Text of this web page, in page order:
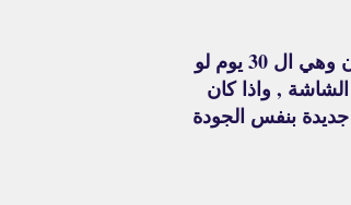
بيديلك ضمان أستبدال 30 يوم ضدد عيوب الصناعة , ودا في خلال فترة الضمان وهي ال 30 يوم لو
, واذا كان
بنفس الجودة